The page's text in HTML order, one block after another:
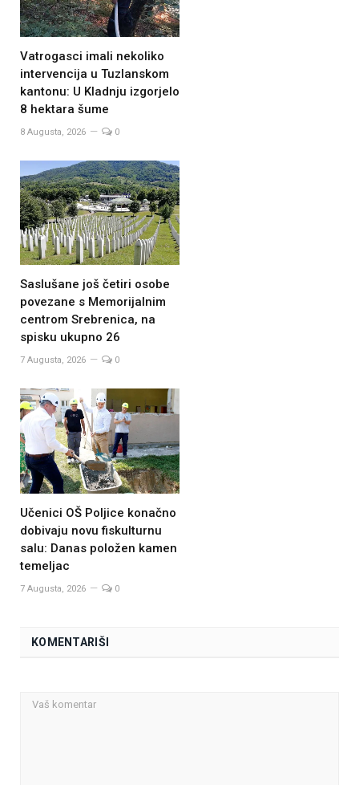
Vatrogasci imali nekoliko
intervencija u Tuzlanskom
kantonu: U Kladnju izgorjelo
8 hektara šume
8 Augusta, 2026 0
Saslušane još četiri osobe
povezane s Memorijalnim
centrom Srebrenica, na
spisku ukupno 26
7 Augusta, 2026 0
Učenici OŠ Poljice konačno
dobivaju novu fiskulturnu
salu: Danas položen kamen
temeljac
7 Augusta, 2026 0
KOMENTARIŠI